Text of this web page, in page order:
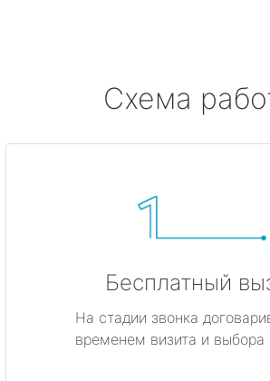
Схема
Бесплатный
На стадии звонка
временем визита и выбора